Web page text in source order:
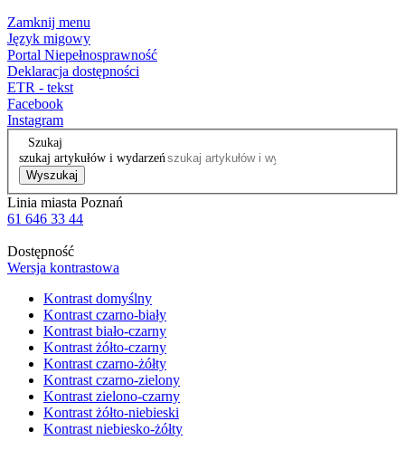
Zamknij menu
Język migowy
Portal Niepełnosprawność
Deklaracja dostępności
ETR - tekst
Facebook
Instagram
Szukaj
szukaj artykułów i wydarzeń
Wyszukaj
Linia miasta Poznań
61 646 33 44
Dostępność
Wersja kontrastowa
Kontrast domyślny
Kontrast czarno-biały
Kontrast biało-czarny
Kontrast żółto-czarny
Kontrast czarno-żółty
Kontrast czarno-zielony
Kontrast zielono-czarny
Kontrast żółto-niebieski
Kontrast niebiesko-żółty